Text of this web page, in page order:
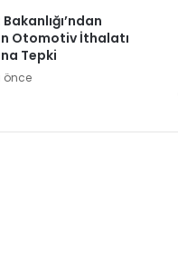
Otomotiv İthalatı
Tepki
önce